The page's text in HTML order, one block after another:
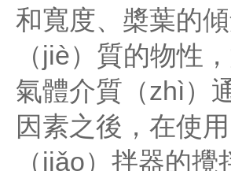
和寬度、槳葉的
（jiè）質的物性
氣體介質（zhì）
因素之後，在使
（jiǎo）拌器的